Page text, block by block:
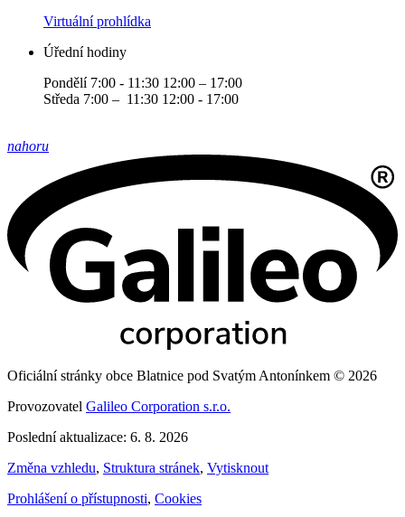
Virtuální prohlídka
Úřední hodiny
Pondělí 7:00 - 11:30 12:00 – 17:00
Středa 7:00 – 11:30 12:00 - 17:00
nahoru
Oficiální stránky obce Blatnice pod Svatým Antonínkem © 2026
Provozovatel Galileo Corporation s.r.o.
Poslední aktualizace: 6. 8. 2026
Změna vzhledu, Struktura stránek, Vytisknout
Prohlášení o přístupnosti, Cookies